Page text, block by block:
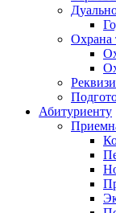
Охрана
Абитуриенту